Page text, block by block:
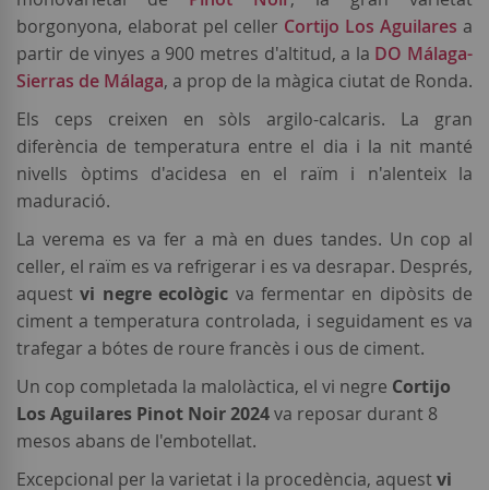
borgonyona, elaborat pel celler Cortijo Los Aguilares a
partir de vinyes a 900 metres d'altitud, a la DO Málaga-
Sierras de Málaga, a prop de la màgica ciutat de Ronda.
Els ceps creixen en sòls argilo-calcaris. La gran
diferència de temperatura entre el dia i la nit manté
nivells òptims d'acidesa en el raïm i n'alenteix la
maduració.
La verema es va fer a mà en dues tandes. Un cop al
celler, el raïm es va refrigerar i es va desrapar. Després,
aquestvi negre ecològic va fermentar en dipòsits de
ciment a temperatura controlada, i seguidament es va
trafegar a bótes de roure francès i ous de ciment.
Un cop completada la malolàctica, el vi negre Cortijo
Los Aguilares Pinot Noir 2024va reposar durant 8
mesos abans de l'embotellat.
Excepcional per la varietat i la procedència, aquestvi